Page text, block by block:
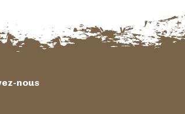
nous